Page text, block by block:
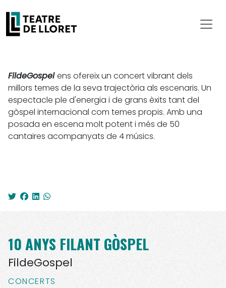
FildeGospel ens ofereix un concert vibrant dels
millors temes de la seva trajectòria als escenaris. Un
espectacle ple d'energia i de grans èxits tant del
gòspel internacional com temes propis. Amb una
posada en escena molt potent i més de 50
cantaires acompanyats de 4 músics.
10 ANYS FILANT GÒSPEL
FildeGospel
CONCERTS